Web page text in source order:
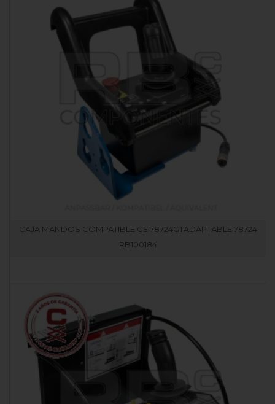
CAJA MANDOS COMPATIBLE GE 78724GTADAPTABLE 78724
RB100184